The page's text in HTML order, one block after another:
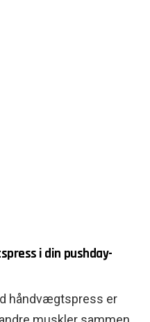
i din pushday-
håndvægtspress er